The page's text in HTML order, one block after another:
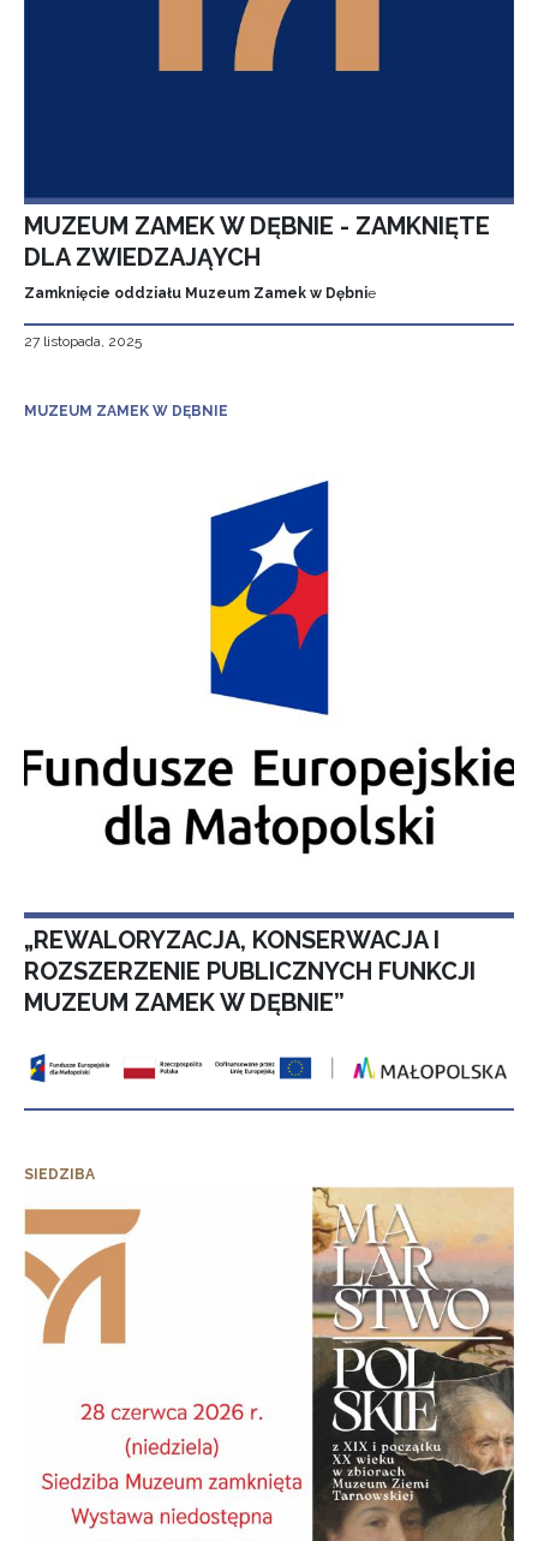
MUZEUM ZAMEK W DĘBNIE - ZAMKNIĘTE
DLA ZWIEDZAJĄYCH
Zamknięcie oddziału Muzeum Zamek w Dębnie
27 listopada, 2025
MUZEUM ZAMEK W DĘBNIE
„REWALORYZACJA, KONSERWACJA I
ROZSZERZENIE PUBLICZNYCH FUNKCJI
MUZEUM ZAMEK W DĘBNIE”
SIEDZIBA